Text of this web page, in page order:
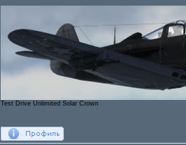
Test Drive Unlimited Solar Crown